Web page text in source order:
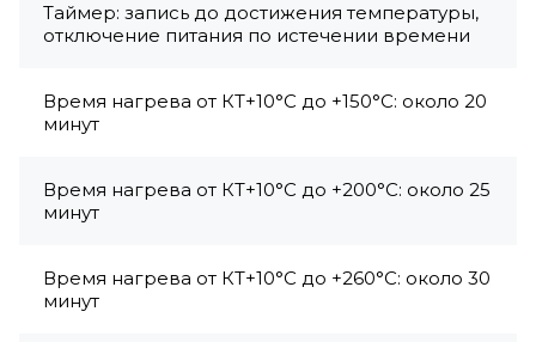
Таймер: запись до достижения температуры,
отключение питания по истечении времени
Время нагрева от КТ+10°C до +150°C: около 20
минут
Время нагрева от КТ+10°C до +200°C: около 25
минут
Время нагрева от КТ+10°C до +260°C: около 30
минут